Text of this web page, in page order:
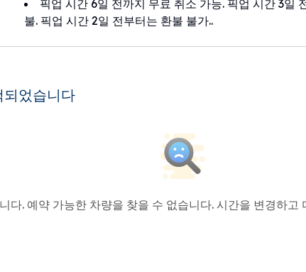
픽업 시간 6일 전까지 무료 취소 가능. 픽업 시간 3일
불. 픽업 시간 2일 전부터는 환불 불가..
었습니다
다. 예약 가능한 차량을 찾을 수 없습니다. 시간을 변경하고